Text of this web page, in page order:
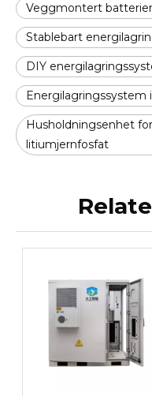
Veggmontert
Stablebart
DIY
Husholdningsenhet
litiumjernfosfat